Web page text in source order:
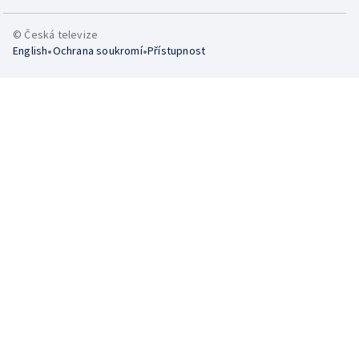
© Česká televize
English•Ochrana soukromí•Přístupnost